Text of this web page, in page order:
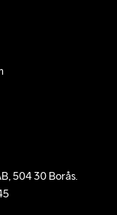
504 30 Borås.